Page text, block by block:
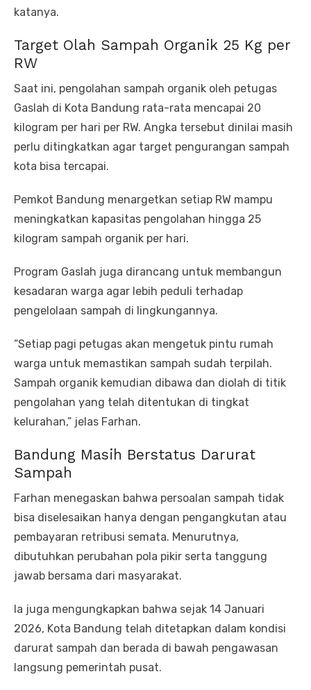
katanya.
Target Olah Sampah Organik 25 Kg per
RW
Saat ini, pengolahan sampah organik oleh petugas
Gaslah di Kota Bandung rata-rata mencapai 20
kilogram per hari per RW. Angka tersebut dinilai masih
perlu ditingkatkan agar target pengurangan sampah
kota bisa tercapai.
Pemkot Bandung menargetkan setiap RW mampu
meningkatkan kapasitas pengolahan hingga 25
kilogram sampah organik per hari.
Program Gaslah juga dirancang untuk membangun
kesadaran warga agar lebih peduli terhadap
pengelolaan sampah di lingkungannya.
“Setiap pagi petugas akan mengetuk pintu rumah
warga untuk memastikan sampah sudah terpilah.
Sampah organik kemudian dibawa dan diolah di titik
pengolahan yang telah ditentukan di tingkat
kelurahan,” jelas Farhan.
Bandung Masih Berstatus Darurat
Sampah
Farhan menegaskan bahwa persoalan sampah tidak
bisa diselesaikan hanya dengan pengangkutan atau
pembayaran retribusi semata. Menurutnya,
dibutuhkan perubahan pola pikir serta tanggung
jawab bersama dari masyarakat.
Ia juga mengungkapkan bahwa sejak 14 Januari
2026, Kota Bandung telah ditetapkan dalam kondisi
darurat sampah dan berada di bawah pengawasan
langsung pemerintah pusat.